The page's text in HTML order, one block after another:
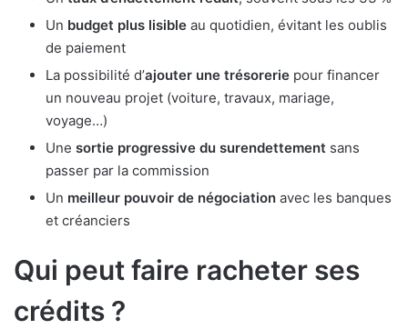
Un budget plus lisible au quotidien, évitant les oublis
de paiement
La possibilité d’ajouter une trésorerie pour financer
un nouveau projet (voiture, travaux, mariage,
voyage…)
Une sortie progressive du surendettement sans
passer par la commission
Un meilleur pouvoir de négociation avec les banques
et créanciers
Qui peut faire racheter ses
crédits ?